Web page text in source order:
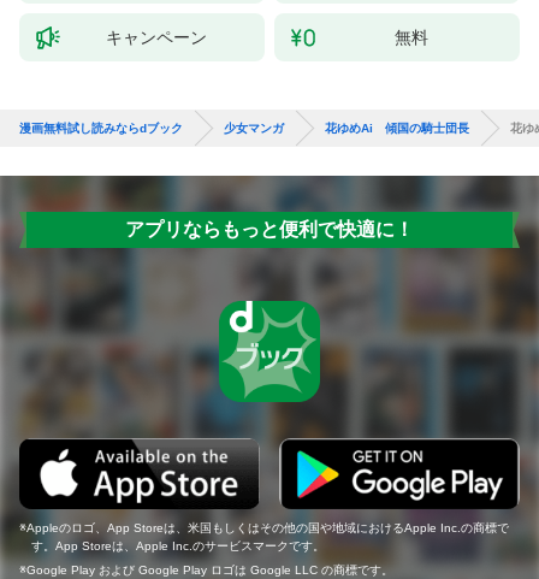
キャンペーン 無料
漫画無料試し読みならdブック 少女マンガ 花ゆめAi 傾国の騎士団長 花
アプリならもっと便利で快適に！
Appleのロゴ、App Storeは、米国もしくはその他の国や地域におけるApple Inc.の商標で
す。App Storeは、Apple Inc.のサービスマークです。
Google Play および Google Play ロゴは Google LLC の商標です。